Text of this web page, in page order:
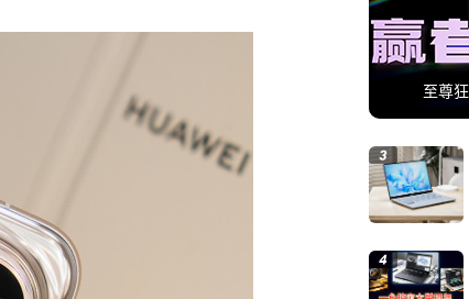
至尊